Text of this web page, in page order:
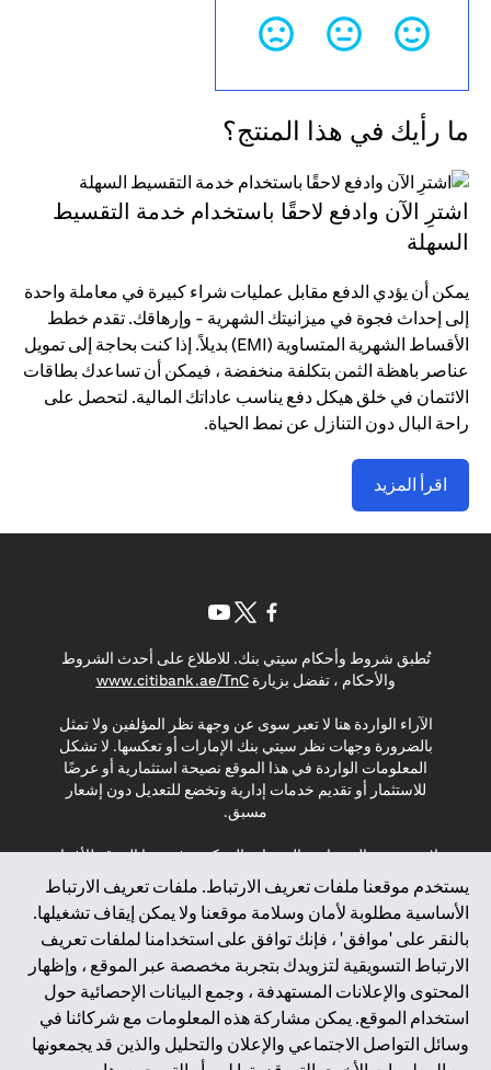
ما رأيك في هذا المنتج؟
اشترِ الآن وادفع لاحقًا باستخدام خدمة التقسيط
السهلة
يمكن أن يؤدي الدفع مقابل عمليات شراء كبيرة في معاملة واحدة
إلى إحداث فجوة في ميزانيتك الشهرية - وإرهاقك. تقدم خطط
الأقساط الشهرية المتساوية (EMI) بديلاً. إذا كنت بحاجة إلى تمويل
عناصر باهظة الثمن بتكلفة منخفضة ، فيمكن أن تساعدك بطاقات
الائتمان في خلق هيكل دفع يناسب عاداتك المالية. لتحصل على
راحة البال دون التنازل عن نمط الحياة.
اقرأ المزيد
يستخدم موقعنا ملفات تعريف الارتباط. ملفات تعريف الارتباط
الأساسية مطلوبة لأمان وسلامة موقعنا ولا يمكن إيقاف تشغيلها.
بالنقر على 'موافق' ، فإنك توافق على استخدامنا لملفات تعريف
الارتباط التسويقية لتزويدك بتجربة مخصصة عبر الموقع ، وإظهار
المحتوى والإعلانات المستهدفة ، وجمع البيانات الإحصائية حول
استخدام الموقع. يمكن مشاركة هذه المعلومات مع شركائنا في
وسائل التواصل الاجتماعي والإعلان والتحليل والذين قد يجمعونها
تُطبق شروط وأحكام سيتي بنك. للاطلاع على أحدث الشروط
والأحكام ، تفضل بزيارةwww.citibank.ae/TnC
(opens in a new tab)
الآراء الواردة هنا لا تعبر سوى عن وجهة نظر المؤلفين ولا تمثل
بالضرورة وجهات نظر سيتي بنك الإمارات أو تعكسها. لا تشكل
المعلومات الواردة في هذا الموقع نصيحة استثمارية أو عرضًا
للاستثمار أو تقديم خدمات إدارية وتخضع للتعديل دون إشعار
مسبق.
لا يتم تقديم المنتجات والخدمات المذكورة في هذا الموقع للأفراد
المقيمين في الاتحاد الأوروبي أو المنطقة الاقتصادية الأوروبية أو
سويسرا أو غيرنسي أو جيرسي أو موناكو أو سان مارينو أو
الفاتيكان أو جزيرة مان أو المملكة المتحدة أو خصوصية البيانات
(لائحة حماية البيانات العامة \ قانون حماية البيانات الشخصية
العامة \ قانون خصوصية نيوزيلندا). المحتوى الموجود في هذه
الصفحة ليس ولا ينبغي تفسيره على أنه عرض أو دعوة أو دعوة
لشراء أو بيع أي من المنتجات والخدمات المذكورة هنا لمثل هؤلاء
الأفراد.